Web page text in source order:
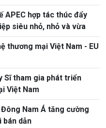
APEC hợp tác thúc đẩy
siêu nhỏ, nhỏ và vừa
thương mại Việt Nam - EU
Sĩ tham gia phát triển
Việt Nam
Nam Á tăng cường
bán dẫn